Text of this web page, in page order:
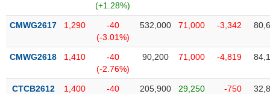
(+1.28%)
CMWG2617 1,290
-40
(-3.01%)
532,000 71,000 -3,342
CMWG2618 1,410
-40
(-2.76%)
90,200 71,000 -4,819
CTCB2612 1,400
-40
205,900 29,250 -750
TIỆN
ÍCH
BẤT